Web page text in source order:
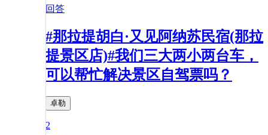
回答
#那拉提胡白·又见阿纳苏民宿(那拉
提景区店)#我们三大两小两台车，
可以帮忙解决景区自驾票吗？
卓勒
2